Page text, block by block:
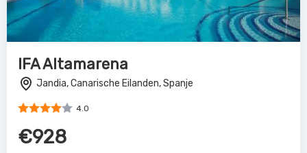
IFA Altamarena
Jandia, Canarische Eilanden, Spanje
4.0
€928